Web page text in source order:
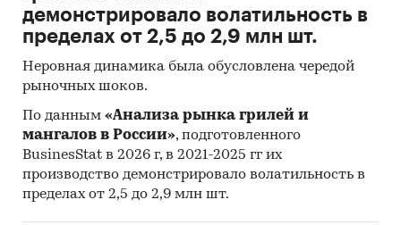
демонстрировало волатильность в
пределах от 2,5 до 2,9 млн шт.
Неровная динамика была обусловлена чередой
рыночных шоков.
По данным «Анализа рынка грилей и
мангалов в России», подготовленного
BusinesStat в 2026 г, в 2021-2025 гг их
производство демонстрировало волатильность в
пределах от 2,5 до 2,9 млн шт.